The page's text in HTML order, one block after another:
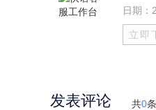
日期：
立即
发表评论 共0条